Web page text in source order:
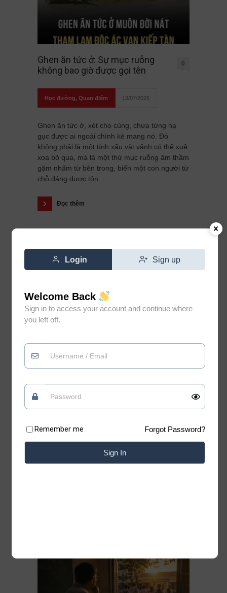
Ghen ăn tức ở: Sự mục ruỗng
không bao giờ được gọi tên
0
Học đường, Quan điểm 13/07/2026
Ghen ăn tức ở, xét cho cùng, chưa từng hạ
gục được ai ngoài chính kẻ mang nó. Đó
không phải là một tính xấu vặt vãnh có thể xuê
xoa bỏ qua, mà là một thứ mục ruỗng âm thầm
gặm nhấm từ bên trong, biến một con người từ
chỗ đáng được tôn
Đọc thêm
Đừng vì gặp vài người không
xứng đáng mà đánh mất niềm
Quan điểm 09/07/2026
Có những lúc, sống “chua” một chút mới giữ
tâm hồn đang tìm kiếm sự bình yên. Chào
Login Sign up
Welcome Back
Sign in to access your account and continue where
you left off.
Remember me Forgot Password?
Sign In